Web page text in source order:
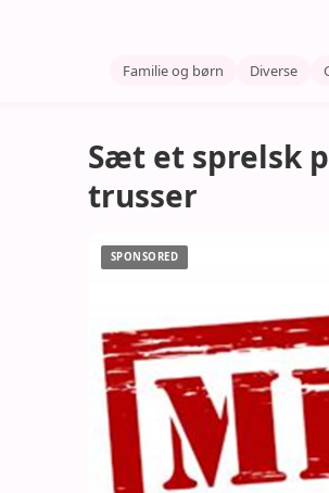
Familie og børn Diverse
Sæt et sprelsk
trusser